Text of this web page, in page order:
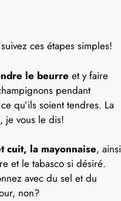
ces étapes simples!
le beurre et y faire
pendant
qu’ils soient tendres. La
je vous le dis!
cuit, la mayonnaise, ainsi
et le tabasco si désiré.
avec du sel et du
non?